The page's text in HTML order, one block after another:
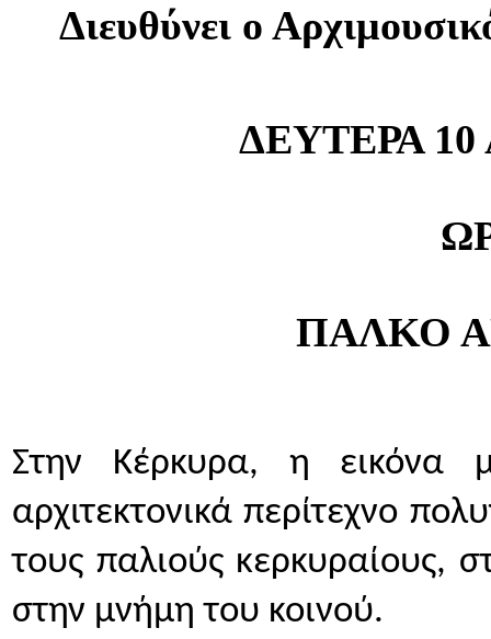
Διευθύνει ο
ΔΕΥΤΕΡΑ
ΠΑΛΚΟ
Στην Κέρκυρα, η εικόνα
αρχιτεκτονικά περίτεχνο
τους παλιούς κερκυραίους,
στην μνήμη του κοινού.